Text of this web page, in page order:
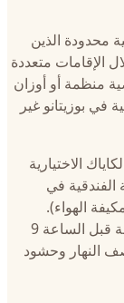
محدودة الذين
الإقامات متعددة
منظمة أو أوزان
في بوزيتانو غير
الاختيارية
الفندقية في
مكيفة الهواء).
التوقيت مهم: حدد موعد جلسات السلالم المكثفة قبل الساعة 9
منتصف النهار وحشود